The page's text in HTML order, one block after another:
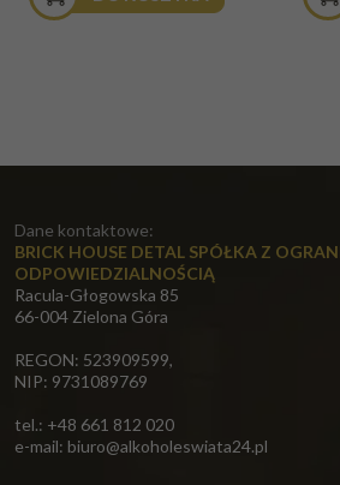
Dane kontaktowe:
BRICK HOUSE DETAL SPÓŁKA Z
ODPOWIEDZIALNOŚCIĄ
Racula-Głogowska 85
66-004 Zielona Góra
REGON: 523909599,
NIP: 9731089769
tel.: +48 661 812 020
e-mail: biuro@alkoholeswiata24.pl